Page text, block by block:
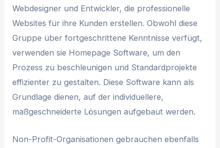
Webdesigner und Entwickler, die professionelle
Websites für ihre Kunden erstellen. Obwohl diese
Gruppe über fortgeschrittene Kenntnisse verfügt,
verwenden sie Homepage Software, um den
Prozess zu beschleunigen und Standardprojekte
effizienter zu gestalten. Diese Software kann als
Grundlage dienen, auf der individuellere,
maßgeschneiderte Lösungen aufgebaut werden.
Non-Profit-Organisationen gebrauchen ebenfalls